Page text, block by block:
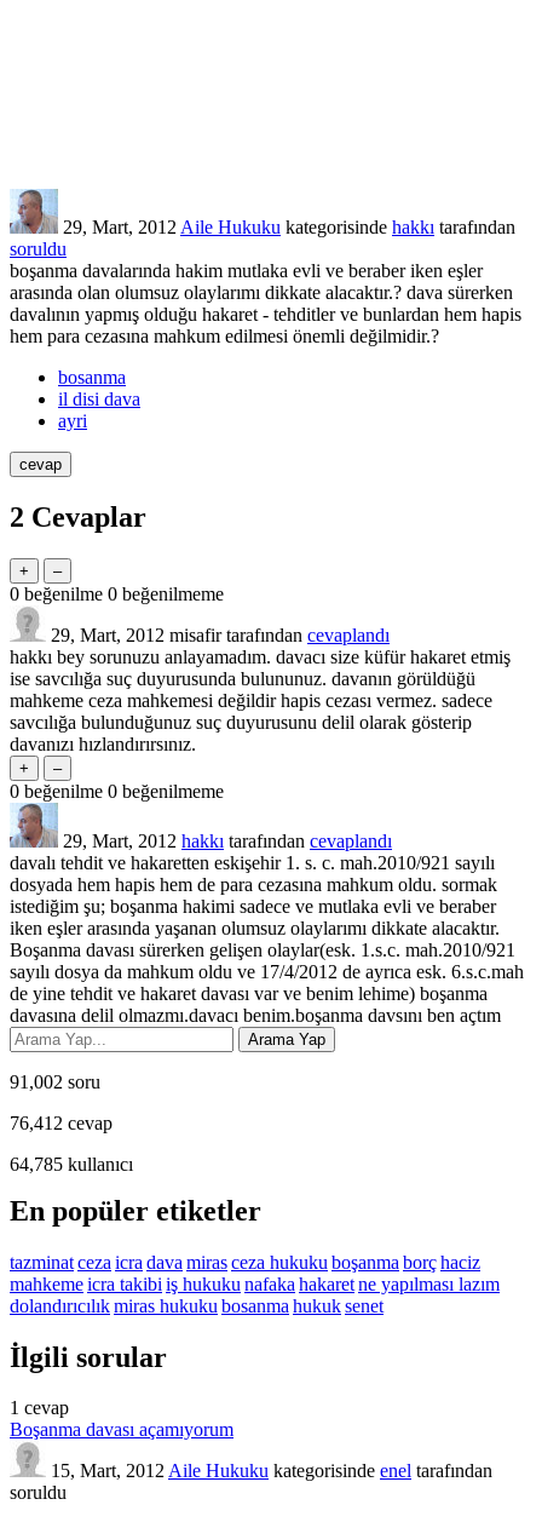
29, Mart, 2012 Aile Hukuku kategorisinde hakkı tarafından
soruldu
boşanma davalarında hakim mutlaka evli ve beraber iken eşler
arasında olan olumsuz olaylarımı dikkate alacaktır.? dava sürerken
davalının yapmış olduğu hakaret - tehditler ve bunlardan hem hapis
hem para cezasına mahkum edilmesi önemli değilmidir.?
bosanma
il disi dava
ayri
2 Cevaplar
0 beğenilme 0 beğenilmeme
29, Mart, 2012 misafir tarafından cevaplandı
hakkı bey sorunuzu anlayamadım. davacı size küfür hakaret etmiş
ise savcılığa suç duyurusunda bulununuz. davanın görüldüğü
mahkeme ceza mahkemesi değildir hapis cezası vermez. sadece
savcılığa bulunduğunuz suç duyurusunu delil olarak gösterip
davanızı hızlandırırsınız.
0 beğenilme 0 beğenilmeme
29, Mart, 2012 hakkı tarafından cevaplandı
davalı tehdit ve hakaretten eskişehir 1. s. c. mah.2010/921 sayılı
dosyada hem hapis hem de para cezasına mahkum oldu. sormak
istediğim şu; boşanma hakimi sadece ve mutlaka evli ve beraber
iken eşler arasında yaşanan olumsuz olaylarımı dikkate alacaktır.
Boşanma davası sürerken gelişen olaylar(esk. 1.s.c. mah.2010/921
sayılı dosya da mahkum oldu ve 17/4/2012 de ayrıca esk. 6.s.c.mah
de yine tehdit ve hakaret davası var ve benim lehime) boşanma
davasına delil olmazmı.davacı benim.boşanma davsını ben açtım
91,002 soru
76,412 cevap
64,785 kullanıcı
En popüler etiketler
tazminatceza icra dava mirasceza hukuku boşanma borçhaciz
mahkemeicra takibi iş hukuku nafaka hakaretne yapılması lazım
dolandırıcılıkmiras hukuku bosanma hukuksenet
İlgili sorular
1 cevap
Boşanma davası açamıyorum
15, Mart, 2012Aile Hukuku kategorisinde enel tarafından
soruldu